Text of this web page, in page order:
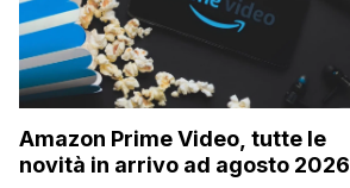
Amazon Prime Video, tutte le
novità in arrivo ad agosto 2026